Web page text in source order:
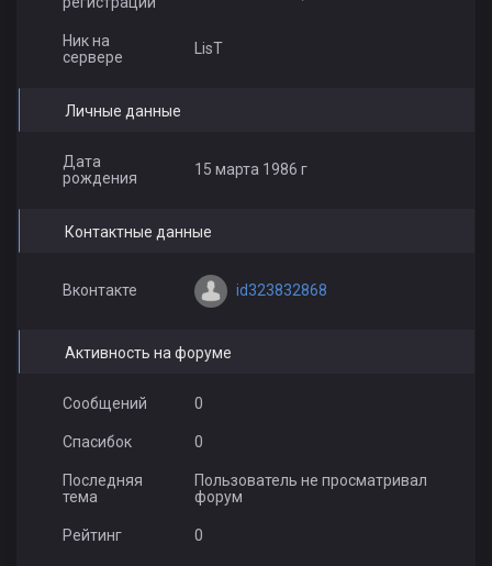
Ник на
сервере
LisT
Личные данные
Дата
рождения
15 марта 1986 г
Контактные данные
Вконтакте id323832868
Активность на форуме
Сообщений 0
Спасибок 0
Последняя
тема
Пользователь не просматривал
форум
Рейтинг 0